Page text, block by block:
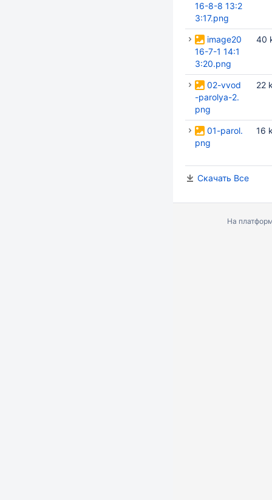
16-8-8 13:2
3:17.png
image20
16-7-1 14:1
3:20.png
40
02-vvod
-parolya-2.
png
22
01-parol.
png
16
Скачать Все
На